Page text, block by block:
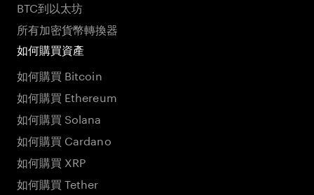
BTC到以太坊
所有加密貨幣轉換器
如何購買資產
如何購買 Bitcoin
如何購買 Ethereum
如何購買 Solana
如何購買 Cardano
如何購買 XRP
如何購買 Tether